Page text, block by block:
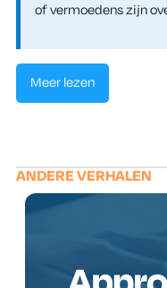
of vermoedens zijn
Meer lezen
ANDERE VERHALEN